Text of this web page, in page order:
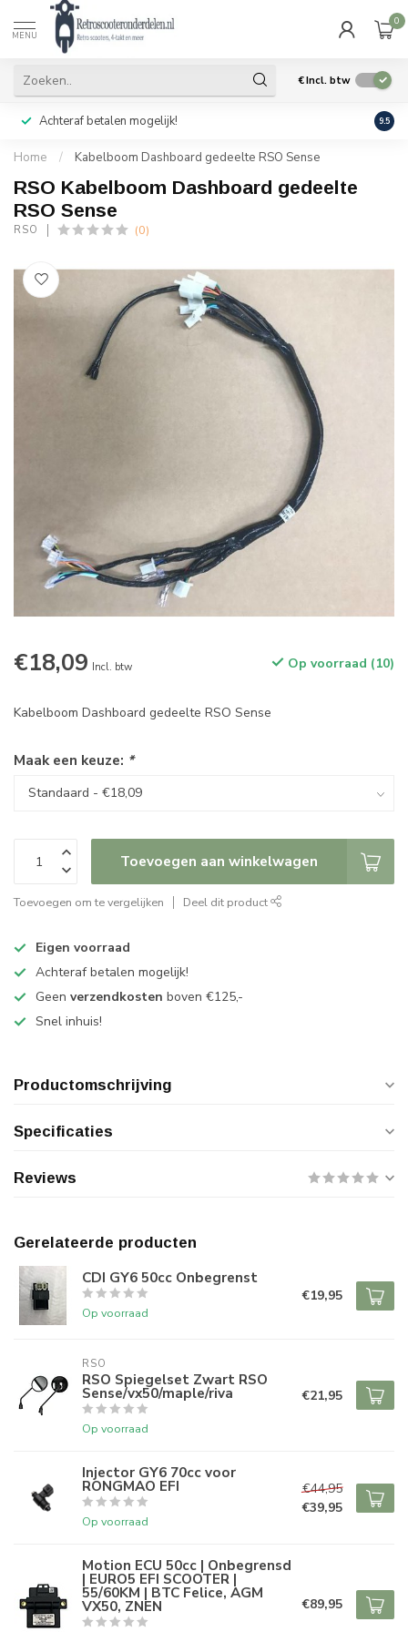
MENU
0
€Incl. btw
Achteraf betalen mogelijk! Geen
9.5
Home / Kabelboom Dashboard gedeelte RSO Sense
RSO Kabelboom Dashboard gedeelte
RSO Sense
RSO (0)
€18,09 Incl. btw Op voorraad (10)
Kabelboom Dashboard gedeelte RSO Sense
Maak een keuze: *
Toevoegen aan winkelwagen
Toevoegen om te vergelijken Deel dit product
Eigen voorraad
Achteraf betalen mogelijk!
Geen verzendkosten boven €125,-
Snel inhuis!
Productomschrijving
Specificaties
Reviews
Gerelateerde producten
CDI GY6 50cc Onbegrenst
Op voorraad
€19,95
RSO
RSO Spiegelset Zwart RSO
Sense/vx50/maple/riva
Op voorraad
€21,95
Injector GY6 70cc voor
RONGMAO EFI
Op voorraad
€44,95
€39,95
Motion ECU 50cc | Onbegrensd
| EURO5 EFI SCOOTER |
55/60KM | BTC Felice, AGM
VX50, ZNEN €89,95